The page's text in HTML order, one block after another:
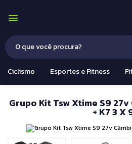
Ciclismo Esportes e Fitness
Grupo Kit Tsw Xtime S9
+ K7 3 X